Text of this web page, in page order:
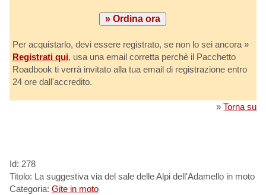
Per acquistarlo, devi essere registrato, se non lo sei ancora »
Registrati qui, usa una email corretta perchè il Pacchetto
Roadbook ti verrà invitato alla tua email di registrazione entro
24 ore dall'accredito.
»Torna su
Id: 278
Titolo: La suggestiva via del sale delle Alpi dell'Adamello in moto
Categoria: Gite in moto